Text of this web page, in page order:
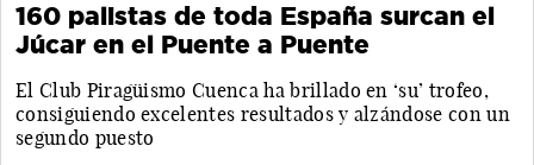
160 palistas de toda España surcan el
Júcar en el Puente a Puente
El Club Piragüismo Cuenca ha brillado en ‘su’ trofeo,
consiguiendo excelentes resultados y alzándose con un
segundo puesto